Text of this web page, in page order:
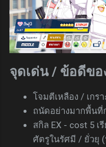
จุดเด่น / ข้อดีขอ
โจมตีเหลือง / เกร
ถนัดอย่างมากพื้นที่
สกิล EX - cost 5 เ
ศัตรูในรัศมี / ยั่วยุ